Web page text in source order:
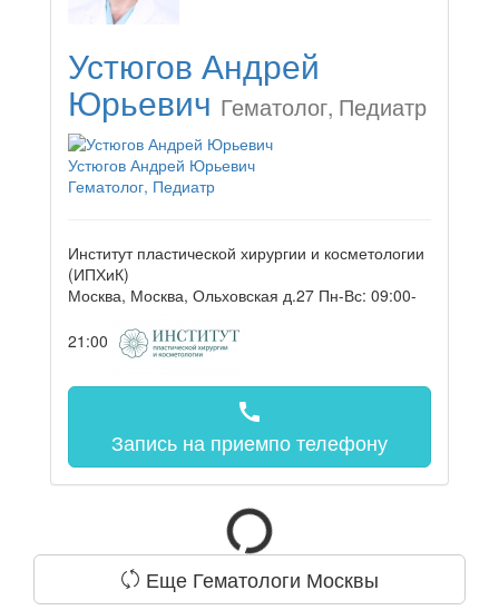
Устюгов Андрей
Юрьевич Гематолог, Педиатр
Устюгов Андрей Юрьевич
Гематолог, Педиатр
Институт пластической хирургии и косметологии
(ИПХиК)
Москва, Москва, Ольховская д.27 Пн-Вс: 09:00-
21:00
call
Запись на приемпо телефону
Еще Гематологи Москвы